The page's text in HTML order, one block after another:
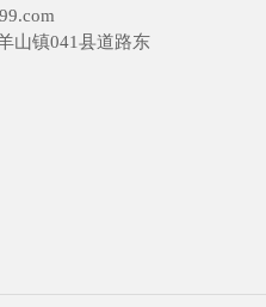
山镇041县道路东